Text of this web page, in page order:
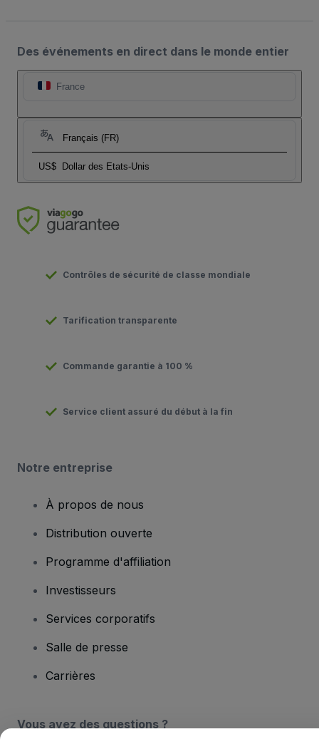
Des événements en direct dans le monde entier
France
Français (FR)
US$ Dollar des Etats-Unis
Contrôles de sécurité de classe mondiale
Tarification transparente
Commande garantie à 100 %
Service client assuré du début à la fin
Notre entreprise
À propos de nous
Distribution ouverte
Programme d'affiliation
Investisseurs
Services corporatifs
Salle de presse
Carrières
Vous avez des questions ?